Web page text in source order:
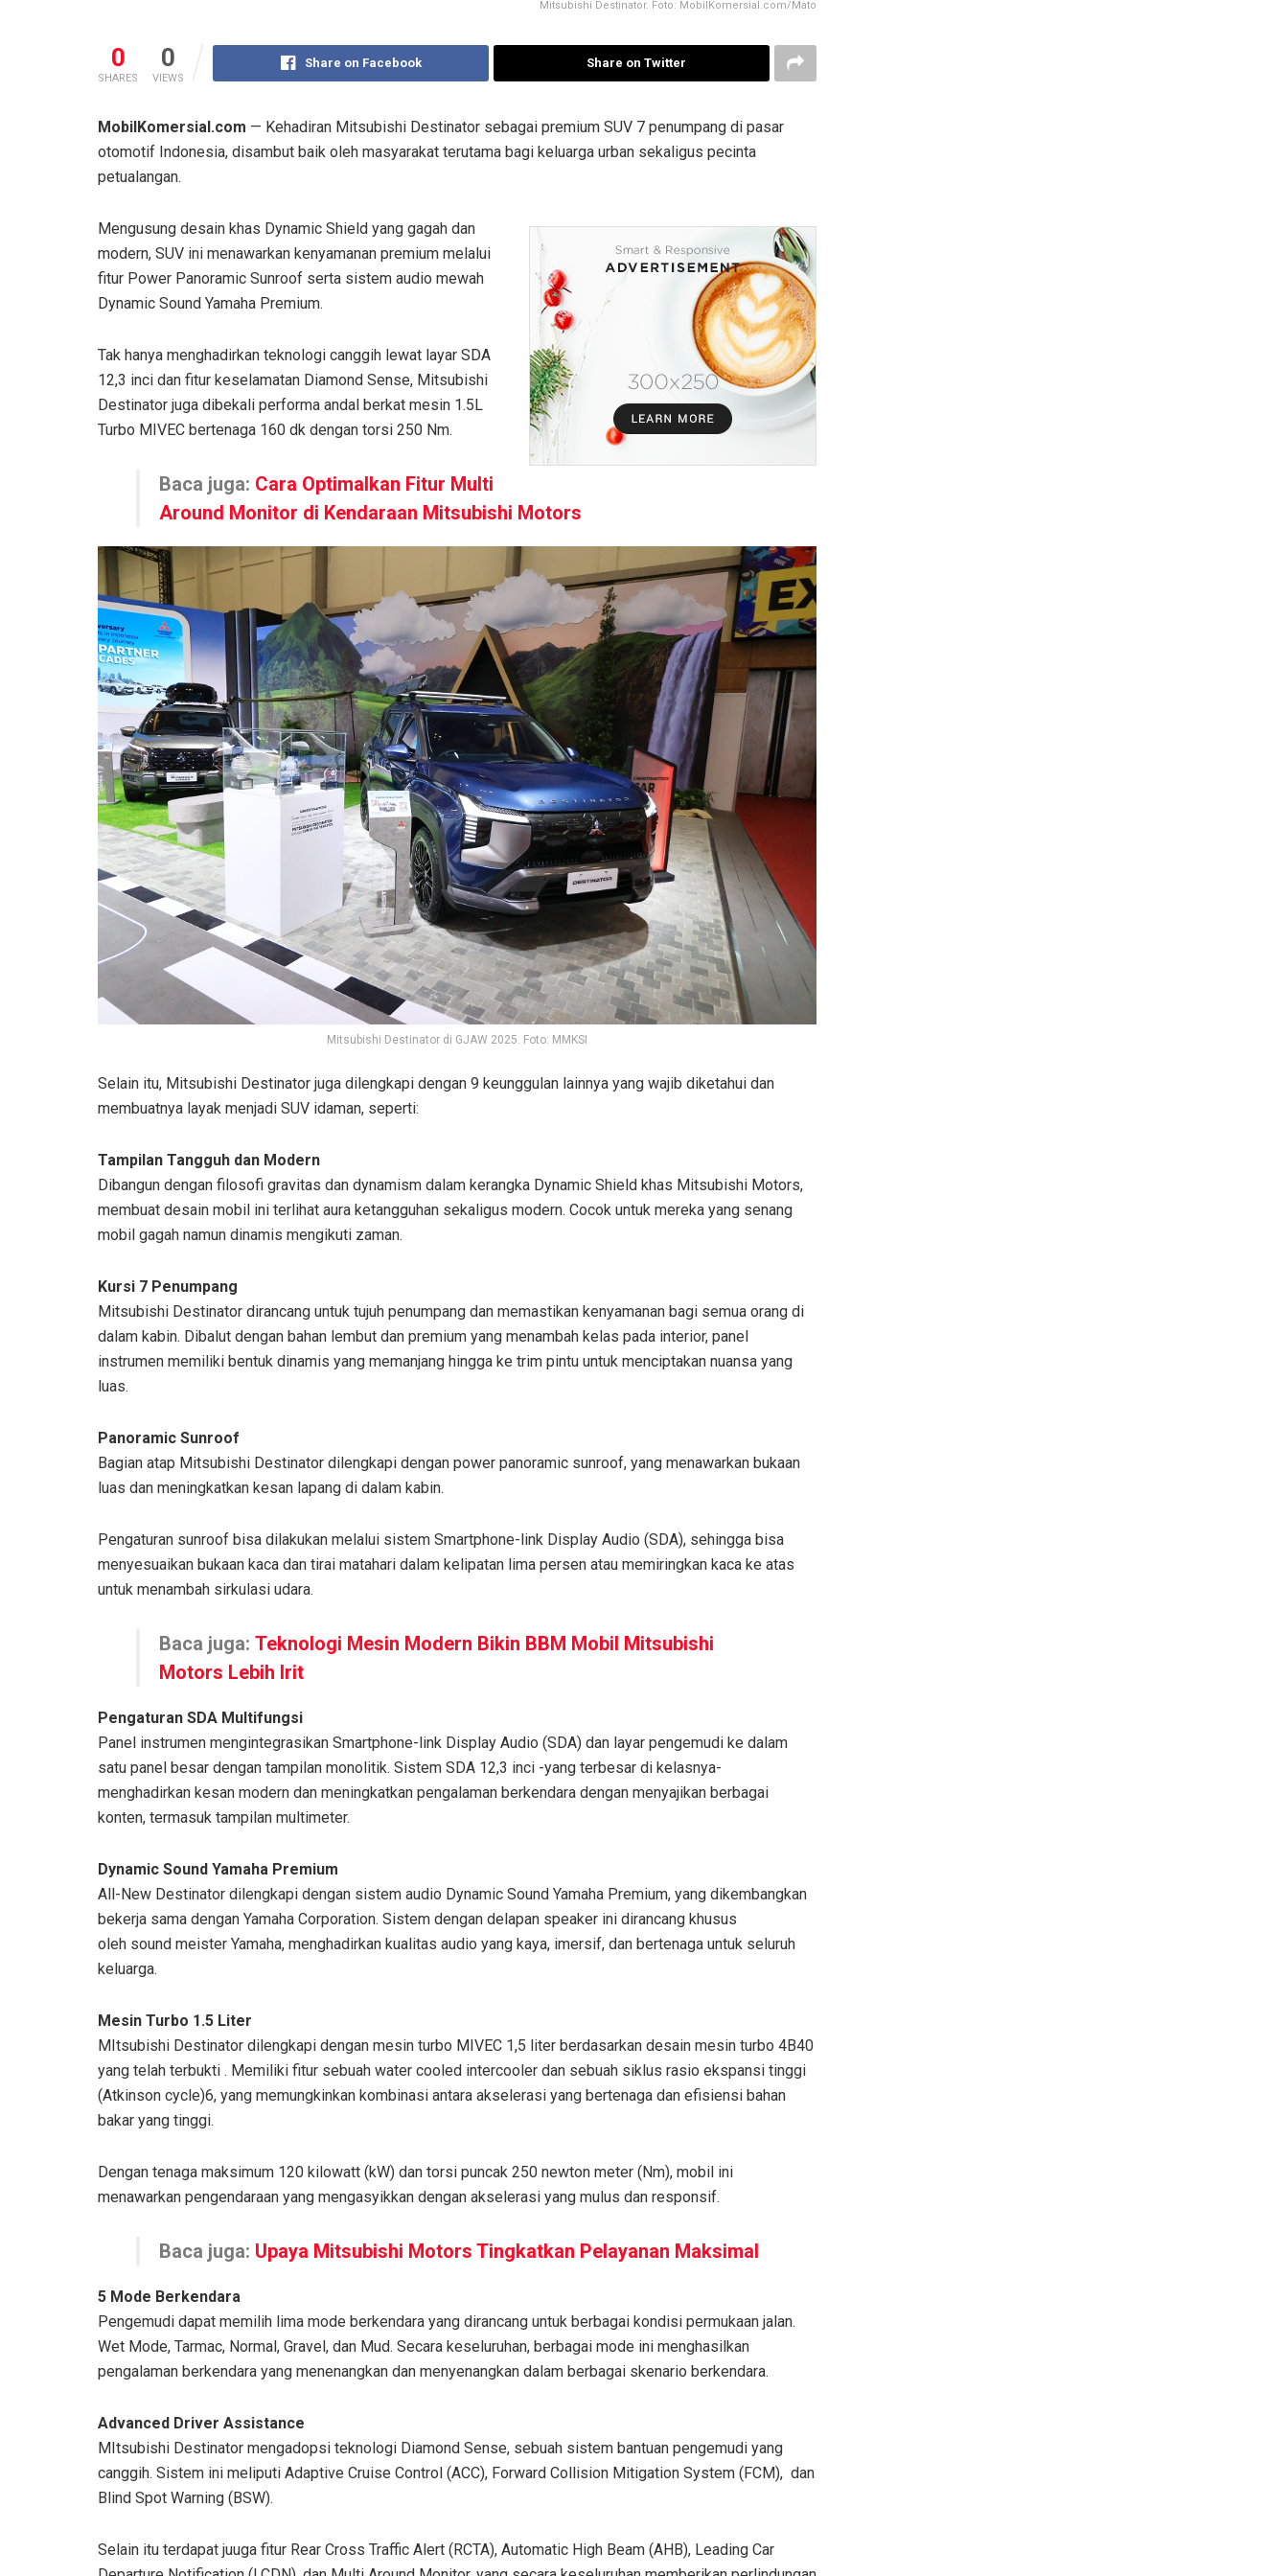
Mitsubishi Destinator. Foto: MobilKomersial.com/Mato
0
SHARES
0
VIEWS
Share on Facebook Share on Twitter
MobilKomersial.com — Kehadiran Mitsubishi Destinator sebagai premium SUV 7 penumpang di pasar
otomotif Indonesia, disambut baik oleh masyarakat terutama bagi keluarga urban sekaligus pecinta
petualangan.
Mengusung desain khas Dynamic Shield yang gagah dan
modern, SUV ini menawarkan kenyamanan premium melalui
fitur Power Panoramic Sunroof serta sistem audio mewah
Dynamic Sound Yamaha Premium.
Tak hanya menghadirkan teknologi canggih lewat layar SDA
12,3 inci dan fitur keselamatan Diamond Sense, Mitsubishi
Destinator juga dibekali performa andal berkat mesin 1.5L
Turbo MIVEC bertenaga 160 dk dengan torsi 250 Nm.
Baca juga: Cara Optimalkan Fitur Multi
Around Monitor di Kendaraan Mitsubishi Motors
Mitsubishi Destinator di GJAW 2025. Foto: MMKSI
Selain itu, Mitsubishi Destinator juga dilengkapi dengan 9 keunggulan lainnya yang wajib diketahui dan
membuatnya layak menjadi SUV idaman, seperti:
Tampilan Tangguh dan Modern
Dibangun dengan filosofi gravitas dan dynamism dalam kerangka Dynamic Shield khas Mitsubishi Motors,
membuat desain mobil ini terlihat aura ketangguhan sekaligus modern. Cocok untuk mereka yang senang
mobil gagah namun dinamis mengikuti zaman.
Kursi 7 Penumpang
Mitsubishi Destinator dirancang untuk tujuh penumpang dan memastikan kenyamanan bagi semua orang di
dalam kabin. Dibalut dengan bahan lembut dan premium yang menambah kelas pada interior, panel
instrumen memiliki bentuk dinamis yang memanjang hingga ke trim pintu untuk menciptakan nuansa yang
luas.
Panoramic Sunroof
Bagian atap Mitsubishi Destinator dilengkapi dengan power panoramic sunroof, yang menawarkan bukaan
luas dan meningkatkan kesan lapang di dalam kabin.
Pengaturan sunroof bisa dilakukan melalui sistem Smartphone-link Display Audio (SDA), sehingga bisa
menyesuaikan bukaan kaca dan tirai matahari dalam kelipatan lima persen atau memiringkan kaca ke atas
untuk menambah sirkulasi udara.
Baca juga: Teknologi Mesin Modern Bikin BBM Mobil Mitsubishi
Motors Lebih Irit
Pengaturan SDA Multifungsi
Panel instrumen mengintegrasikan Smartphone-link Display Audio (SDA) dan layar pengemudi ke dalam
satu panel besar dengan tampilan monolitik. Sistem SDA 12,3 inci -yang terbesar di kelasnya-
menghadirkan kesan modern dan meningkatkan pengalaman berkendara dengan menyajikan berbagai
konten, termasuk tampilan multimeter.
Dynamic Sound Yamaha Premium
All-New Destinator dilengkapi dengan sistem audio Dynamic Sound Yamaha Premium, yang dikembangkan
bekerja sama dengan Yamaha Corporation. Sistem dengan delapan speaker ini dirancang khusus
oleh sound meister Yamaha, menghadirkan kualitas audio yang kaya, imersif, dan bertenaga untuk seluruh
keluarga.
Mesin Turbo 1.5 Liter
MItsubishi Destinator dilengkapi dengan mesin turbo MIVEC 1,5 liter berdasarkan desain mesin turbo 4B40
yang telah terbukti . Memiliki fitur sebuah water cooled intercooler dan sebuah siklus rasio ekspansi tinggi
(Atkinson cycle)6, yang memungkinkan kombinasi antara akselerasi yang bertenaga dan efisiensi bahan
bakar yang tinggi.
Dengan tenaga maksimum 120 kilowatt (kW) dan torsi puncak 250 newton meter (Nm), mobil ini
menawarkan pengendaraan yang mengasyikkan dengan akselerasi yang mulus dan responsif.
Baca juga: Upaya Mitsubishi Motors Tingkatkan Pelayanan Maksimal
5 Mode Berkendara
Pengemudi dapat memilih lima mode berkendara yang dirancang untuk berbagai kondisi permukaan jalan.
Wet Mode, Tarmac, Normal, Gravel, dan Mud. Secara keseluruhan, berbagai mode ini menghasilkan
pengalaman berkendara yang menenangkan dan menyenangkan dalam berbagai skenario berkendara.
Advanced Driver Assistance
MItsubishi Destinator mengadopsi teknologi Diamond Sense, sebuah sistem bantuan pengemudi yang
canggih. Sistem ini meliputi Adaptive Cruise Control (ACC), Forward Collision Mitigation System (FCM), dan
Blind Spot Warning (BSW).
Selain itu terdapat juuga fitur Rear Cross Traffic Alert (RCTA), Automatic High Beam (AHB), Leading Car